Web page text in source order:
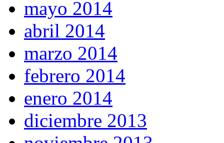
mayo 2014
abril 2014
marzo 2014
febrero 2014
enero 2014
diciembre 2013